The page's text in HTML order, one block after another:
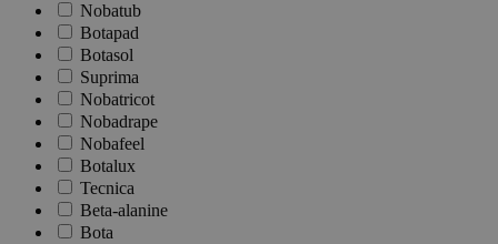
Nobatub
Botapad
Botasol
Suprima
Nobatricot
Nobadrape
Nobafeel
Botalux
Tecnica
Beta-alanine
Bota